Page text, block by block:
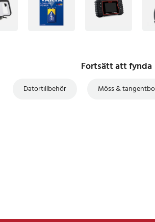
Fortsätt att fynda
Datortillbehör Möss &